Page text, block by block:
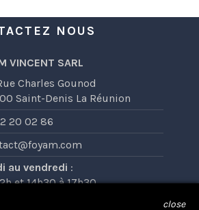
NOUS
VINCENT SARL
Charles Gounod
Saint-Denis La Réunion
20 02 86
au vendredi :
et 14h30 à 17h30
close